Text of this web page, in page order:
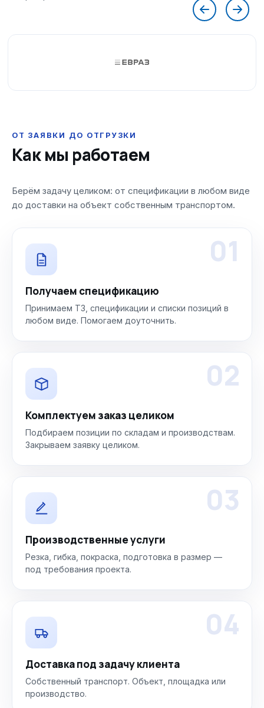
ОТ ЗАЯВКИ ДО ОТГРУЗКИ
Как мы работаем
Берём задачу целиком: от спецификации в любом виде
до доставки на объект собственным транспортом.
01
Получаем спецификацию
Принимаем ТЗ, спецификации и списки позиций в
любом виде. Помогаем доуточнить.
02
Комплектуем заказ целиком
Подбираем позиции по складам и производствам.
Закрываем заявку целиком.
03
Производственные услуги
Резка, гибка, покраска, подготовка в размер —
под требования проекта.
04
Доставка под задачу клиента
Собственный транспорт. Объект, площадка или
производство.